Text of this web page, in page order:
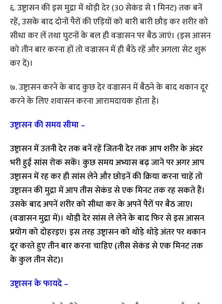
६. उष्ट्रासन की इस मुद्रा में थोड़ी देर (30 सेकंड से 1 मिनट) तक बनें
रहें, उसके बाद दोनों पैरों की एड़ियों को बारी बारी छौड़ कर शरीर को
सीधा कर लें तथा घुटनों के बल ही वज्रासन पर बैठ जाएं। (इस आसन
को तीन बार करना हों तो वज्रासन में ही बैठे रहें और अगला सेट शुरू
कर दें)।
७. उष्ट्रासन करने के बाद कुछ देर वज्रासन में बैठने के बाद थकान दूर
करने के लिए शवासन करना आरामदायक होता है।
उष्ट्रासन की समय सीमा –
उष्ट्रासन में उतनी देर तक बनें रहें जितनी देर तक आप शरीर के अंदर
भरी हुई सांस रोक सकें। कुछ समय अभ्यास बढ़ जाने पर अगर आप
उष्ट्रासन में रह कर ही सांस लेने और छोड़नें की क्रिया करना चाहें तो
उष्ट्रासन की मुद्रा में आप तीस सेकंड से एक मिनट तक रह सकते हैं।
उसके बाद अपनें शरीर को सीधा कर के अपनें पैरों पर बैठ जाए।
(वज्रासन मुद्रा में)। थोड़ी देर सांस ले लेने के बाद फिर से इस आसन
प्रयोग को दोहरइए। इस तरह उष्ट्रासन को थोड़े थोड़े अंतर पर थकान
दूर करते हुए तीन बार करना चाहिए (तीस सेकंड से एक मिनट तक
के कुल तीन सेट)।
उष्ट्रासन के फायदे –